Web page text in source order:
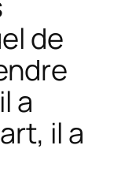
de
a
il a